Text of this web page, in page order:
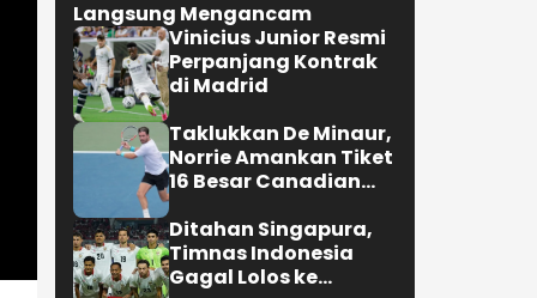
Alex Marquez Tercepat di FP1
Silverstone, Bezzecchi
Langsung Mengancam
Vinicius Junior Resmi
Perpanjang Kontrak
di Madrid